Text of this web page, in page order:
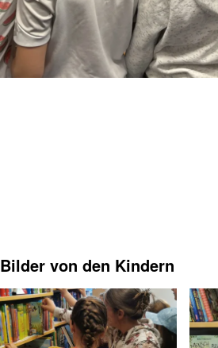
Bilder von den Kindern